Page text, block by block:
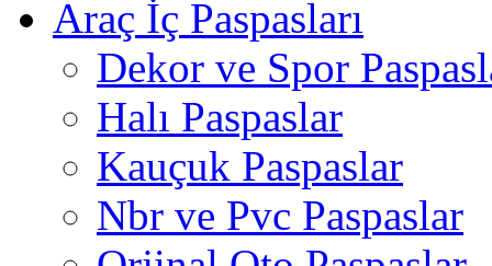
Araç İç Paspasları
Dekor ve Spor
Halı Paspaslar
Kauçuk Paspaslar
Nbr ve Pvc Paspaslar